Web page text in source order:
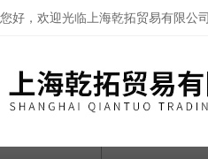
您好，欢迎光临上海乾拓贸易有限公司